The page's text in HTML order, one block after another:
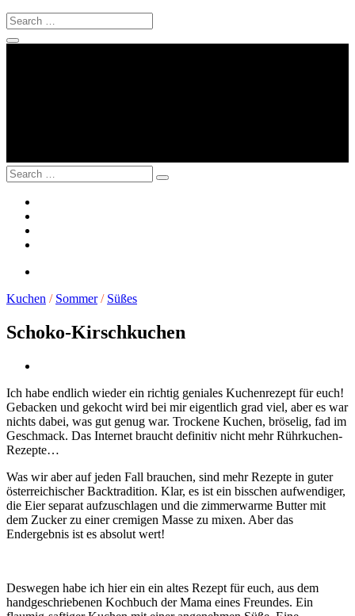
Kuchen / Sommer/ Süßes
Schoko-Kirschkuchen
Ich habe endlich wieder ein richtig geniales Kuchenrezept für euch!
Gebacken und gekocht wird bei mir eigentlich grad viel, aber es war
nichts dabei, was gut genug war. Trockene Kuchen, bröselig, fad im
Geschmack. Das Internet braucht definitiv nicht mehr Rührkuchen-
Rezepte…
Was wir aber auf jeden Fall brauchen, sind mehr Rezepte in guter
österreichischer Backtradition. Klar, es ist ein bisschen aufwendiger,
die Eier separat aufzuschlagen und die zimmerwarme Butter mit
dem Zucker zu einer cremigen Masse zu mixen. Aber das
Endergebnis ist es absolut wert!
Deswegen habe ich hier ein ein altes Rezept für euch, aus dem
handgeschriebenen Kochbuch der Mama eines Freundes. Ein